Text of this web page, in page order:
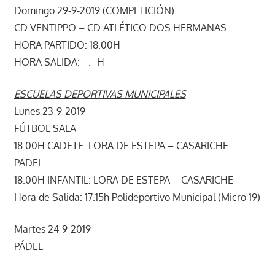
Domingo 29-9-2019 (COMPETICIÓN)
CD VENTIPPO – CD ATLÉTICO DOS HERMANAS
HORA PARTIDO: 18.00H
HORA SALIDA: –.–H
ESCUELAS DEPORTIVAS MUNICIPALES
Lunes 23-9-2019
FÚTBOL SALA
18.00H CADETE: LORA DE ESTEPA – CASARICHE
PADEL
18.00H INFANTIL: LORA DE ESTEPA – CASARICHE
Hora de Salida: 17.15h Polideportivo Municipal (Micro 19)
Martes 24-9-2019
PÁDEL